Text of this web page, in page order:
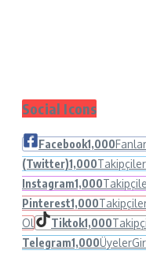
Social Icons
Facebook1,000Fanlar
(Twitter)1,000Takipçiler
Instagram1,000
Pinterest1,000
Ol
Tiktok1,000
Telegram1,000Üyeler